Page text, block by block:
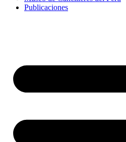
Publicaciones